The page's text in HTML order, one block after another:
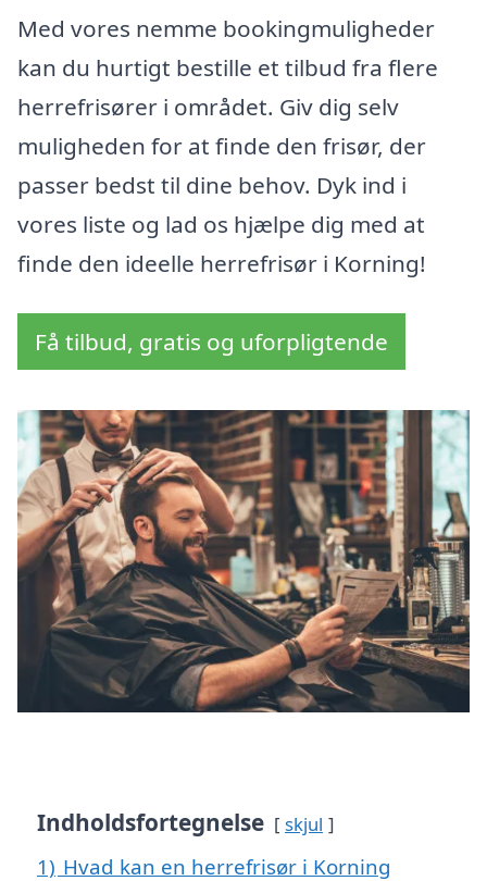
Med vores nemme bookingmuligheder
kan du hurtigt bestille et tilbud fra flere
herrefrisører i området. Giv dig selv
muligheden for at finde den frisør, der
passer bedst til dine behov. Dyk ind i
vores liste og lad os hjælpe dig med at
finde den ideelle herrefrisør i Korning!
Få tilbud, gratis og uforpligtende
Indholdsfortegnelse skjul
1) Hvad kan en herrefrisør i Korning